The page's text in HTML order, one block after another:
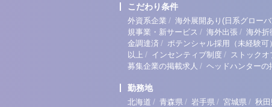
こだわり条件
外資系企業 / 海外展開あり(日系グロー
規事業・新サービス / 海外出張 / 海外折
金調達済 / ポテンシャル採用（未経験可）
以上 / インセンティブ制度 / ストックオ
募集企業の掲載求人 / ヘッドハンターの
勤務地
北海道 / 青森県 / 岩手県 / 宮城県 / 秋